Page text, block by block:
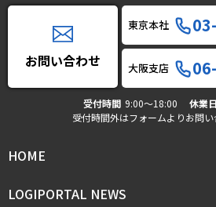
お問い合わせ
東京本社
大阪支店
受付時間 9:00〜18:00 休業日
受付時間外はフォームよりお問
HOME
LOGIPORTAL NEWS